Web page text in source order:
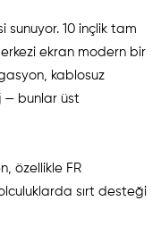
sunuyor. 10 inçlik tam
ekran modern bir
kablosuz
— bunlar üst
özellikle FR
sırt desteği